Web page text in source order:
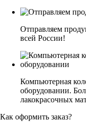
Отправляем
всей России!
Компьютерная
оборудовании.
лакокрасочных
Как оформить заказ?